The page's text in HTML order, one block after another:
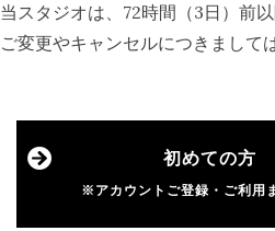
当スタジオは、72時間（3日）前
ご変更やキャンセルにつきまして
初めての方
※アカウントご登録・ご利用